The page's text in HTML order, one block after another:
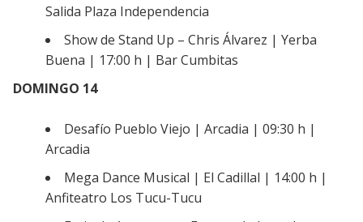
Salida Plaza Independencia
Show de Stand Up – Chris Álvarez | Yerba
Buena | 17:00 h | Bar Cumbitas
DOMINGO 14
Desafío Pueblo Viejo | Arcadia | 09:30 h |
Arcadia
Mega Dance Musical | El Cadillal | 14:00 h |
Anfiteatro Los Tucu-Tucu